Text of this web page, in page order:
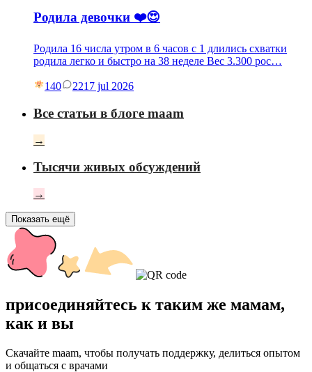
Родила девочки ❤️😍
Родила 16 числа утром в 6 часов с 1 длились схватки
родила легко и быстро на 38 неделе Вес 3.300 рос…
140 2217 jul 2026
Все статьи в блоге maam
→
Тысячи живых обсуждений
→
Показать ещё
присоединяйтесь к таким же мамам,
как и вы
Скачайте maam, чтобы получать поддержку, делиться опытом
и общаться с врачами